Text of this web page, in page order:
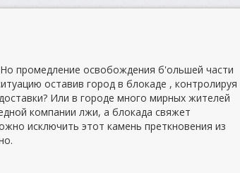
промедление освобождения б'ольшей части
оставив город в блокаде , контролируя
Или в городе много мирных жителей
компании лжи, а блокада свяжет
исключить этот камень преткновения из